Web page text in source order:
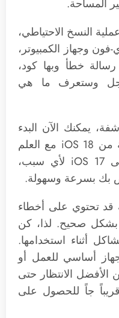
المساحة.
النسخ الاحتياطي،
وجهاز الكمبيوتر،
خطأ وبها كود،
وستعرف ما هي
يمكنك الآن البدء
في استخدام النسخة التجريبية من iOS 18 مع العلم
أنه إذا احتجت إلى العودة إلى iOS 17 لأي سبب،
بك بسرعة وسهولة.
قد تحتوي على أخطاء
بشكل صحيح. لذا، كن
أثناء استخدامها.
أساسي للعمل أو
الأفضل الانتظار حتى
الإصدار النهائي من iOS 18 قريباً جاً للحصول على